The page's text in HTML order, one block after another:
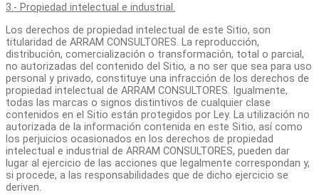
3.- Propiedad intelectual e industrial.
Los derechos de propiedad intelectual de este Sitio, son
titularidad de ARRAM CONSULTORES. La reproducción,
distribución, comercialización o transformación, total o parcial,
no autorizadas del contenido del Sitio, a no ser que sea para uso
personal y privado, constituye una infracción de los derechos de
propiedad intelectual de ARRAM CONSULTORES. Igualmente,
todas las marcas o signos distintivos de cualquier clase
contenidos en el Sitio están protegidos por Ley. La utilización no
autorizada de la información contenida en este Sitio, así como
los perjuicios ocasionados en los derechos de propiedad
intelectual e industrial de ARRAM CONSULTORES, pueden dar
lugar al ejercicio de las acciones que legalmente correspondan y,
si procede, a las responsabilidades que de dicho ejercicio se
deriven.